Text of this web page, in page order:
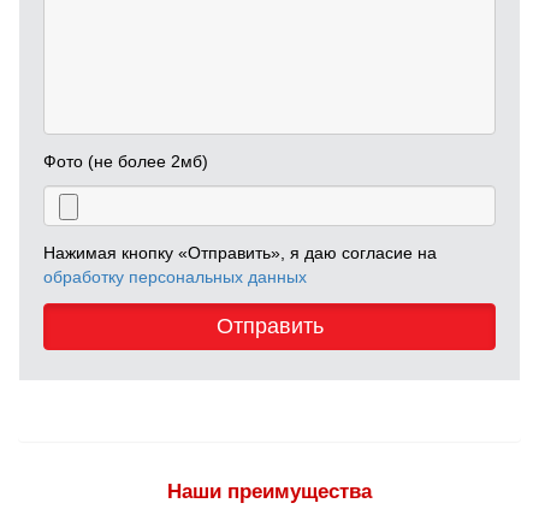
Фото (не более 2мб)
Нажимая кнопку «Отправить», я даю согласие на
обработку персональных данных
Отправить
Наши преимущества